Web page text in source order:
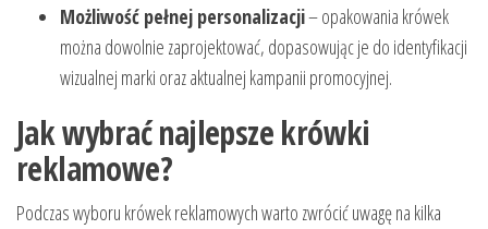
Możliwość pełnej personalizacji– opakowania krówek
można dowolnie zaprojektować, dopasowując je do identyfikacji
wizualnej marki oraz aktualnej kampanii promocyjnej.
Jak wybrać najlepsze krówki
reklamowe?
Podczas wyboru krówek reklamowych warto zwrócić uwagę na kilka